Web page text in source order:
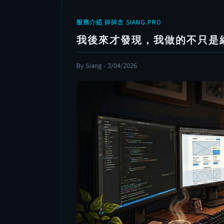
服務介紹 碎碎念 SIANG.PRO
我後來才發現，我做的不只是
By Siang - 3/04/2026